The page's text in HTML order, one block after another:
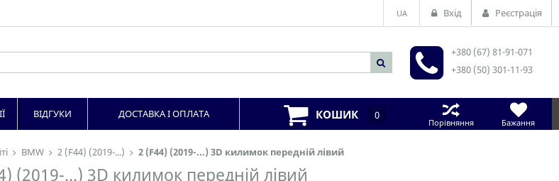
BMW 2 (F44) (2019-...) 2 (F44) (2019-...) 3D килимок передній лівий
(2019-...) 3D килимок передній лівий
UA Вхід Реєстрація
+380 (67) 81-91-071
+380 (50) 301-11-93
ВІДГУКИ ДОСТАВКА І ОПЛАТА КОШИК 0
Порівняння Бажання